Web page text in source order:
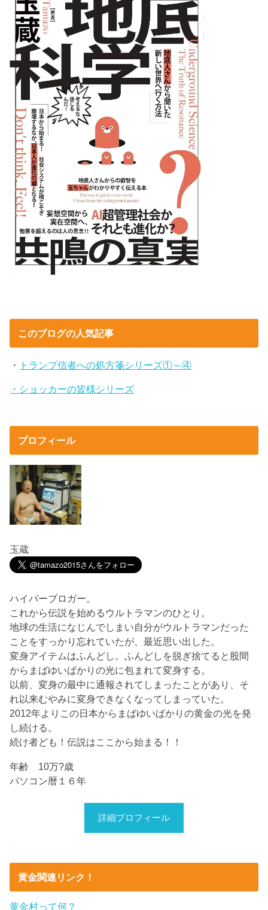
このブログの人気記事
・ トランプ信者への処方箋シリーズ①～④
・ショッカーの皆様シリーズ
プロフィール
玉蔵
ハイパーブロガー。
これから伝説を始めるウルトラマンのひとり。
地球の生活になじんでしまい自分がウルトラマンだった
ことをすっかり忘れていたが、最近思い出した。
変身アイテムはふんどし。ふんどしを脱ぎ捨てると股間
からまばゆいばかりの光に包まれて変身する。
以前、変身の最中に通報されてしまったことがあり、そ
れ以来むやみに変身できなくなってしまっていた。
2012年よりこの日本からまばゆいばかりの黄金の光を発
し続ける。
続け者ども！伝説はここから始まる！！
年齢 10万?歳
パソコン暦１６年
詳細プロフィール
黄金関連リンク！
黄金村って何？